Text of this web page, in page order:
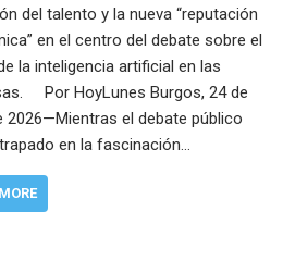
del talento y la nueva “reputación
en el centro del debate sobre el
la inteligencia artificial en las
Por HoyLunes Burgos, 24 de
2026—Mientras el debate público
en la fascinación…